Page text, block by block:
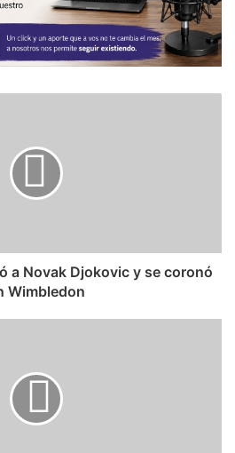
a Novak Djokovic y se coronó
Wimbledon